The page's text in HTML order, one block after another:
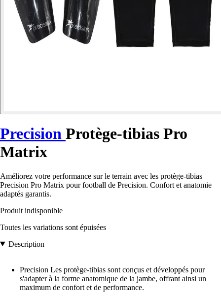
Precision Protège-tibias Pro
Matrix
Améliorez votre performance sur le terrain avec les protège-tibias
Precision Pro Matrix pour football de Precision. Confort et anatomie
adaptés garantis.
Produit indisponible
Toutes les variations sont épuisées
Description
Precision Les protège-tibias sont conçus et développés pour
s'adapter à la forme anatomique de la jambe, offrant ainsi un
maximum de confort et de performance.